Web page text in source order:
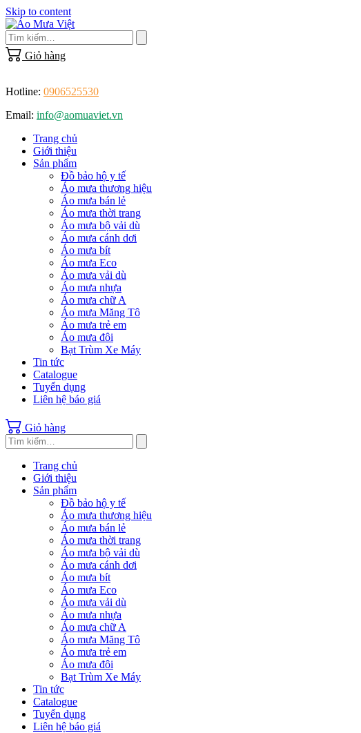
Skip to content
Giỏ hàng
Hotline: 0906525530
Email: info@aomuaviet.vn
Trang chủ
Giới thiệu
Sản phẩm
Đồ bảo hộ y tế
Áo mưa thương hiệu
Áo mưa bán lẻ
Áo mưa thời trang
Áo mưa bộ vải dù
Áo mưa cánh dơi
Áo mưa bít
Áo mưa Eco
Áo mưa vải dù
Áo mưa nhựa
Áo mưa chữ A
Áo mưa Măng Tô
Áo mưa trẻ em
Áo mưa đôi
Bạt Trùm Xe Máy
Tin tức
Catalogue
Tuyển dụng
Liên hệ báo giá
Giỏ hàng
Trang chủ
Giới thiệu
Sản phẩm
Đồ bảo hộ y tế
Áo mưa thương hiệu
Áo mưa bán lẻ
Áo mưa thời trang
Áo mưa bộ vải dù
Áo mưa cánh dơi
Áo mưa bít
Áo mưa Eco
Áo mưa vải dù
Áo mưa nhựa
Áo mưa chữ A
Áo mưa Măng Tô
Áo mưa trẻ em
Áo mưa đôi
Bạt Trùm Xe Máy
Tin tức
Catalogue
Tuyển dụng
Liên hệ báo giá